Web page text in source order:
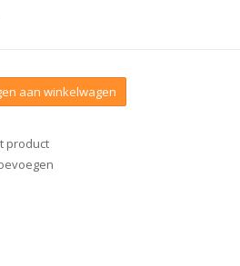
aan winkelwagen
product